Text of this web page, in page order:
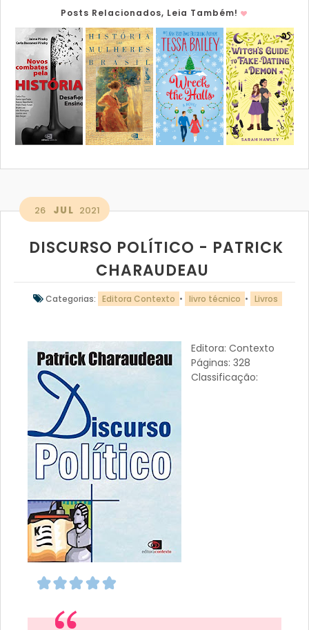
Posts Relacionados, Leia Também!
26 JUL 2021
DISCURSO POLÍTICO - PATRICK
CHARAUDEAU
Categorias: Editora Contexto • livro técnico • Livros
Editora: Contexto
Páginas: 328
Classificação: